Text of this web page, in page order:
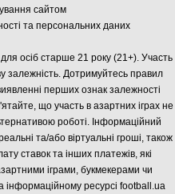
сайтом
та персональних даних
осіб старше 21 року (21+). Участь
залежність. Дотримуйтесь правил
перших ознак залежності
що участь в азартних іграх не
роботі. Інформаційний
та/або віртуальні гроші, також
ставок та інших платежів, які
іграми, букмекерами чи
інформаційному ресурсі football.ua